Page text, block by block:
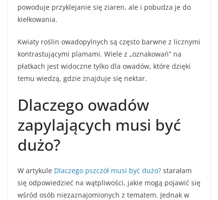
powoduje przyklejanie się ziaren, ale i pobudza je do
kiełkowania.
Kwiaty roślin owadopylnych są często barwne z licznymi
kontrastującymi plamami. Wiele z „oznakowań” na
płatkach jest widoczne tylko dla owadów, które dzięki
temu wiedzą, gdzie znajduje się nektar.
Dlaczego owadów
zapylających musi być
dużo?
W artykule Dlaczego pszczół musi być dużo? starałam
się odpowiedzieć na wątpliwości, jakie mogą pojawić się
wśród osób niezaznajomionych z tematem. Jednak w